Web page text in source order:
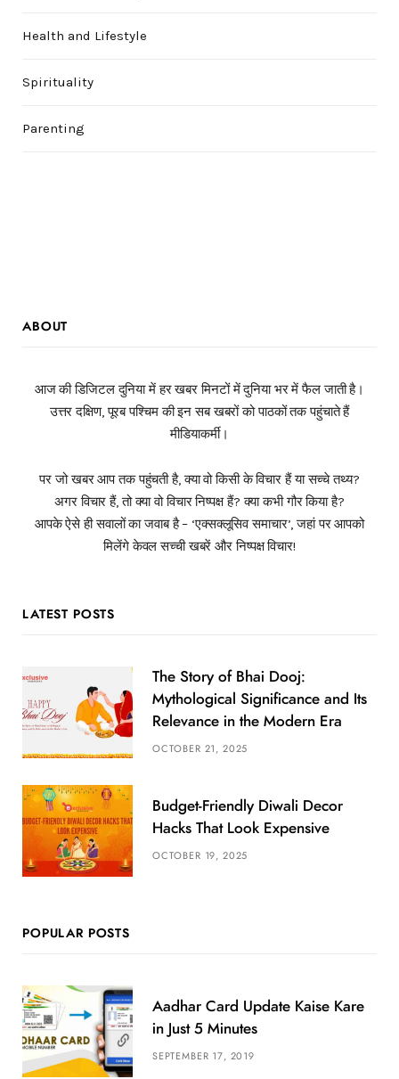
Health and Lifestyle
Spirituality
Parenting
ABOUT
आज की डिजिटल दुनिया में हर खबर मिनटों में दुनिया भर में फैल जाती है।
उत्तर दक्षिण, पूरब पश्चिम की इन सब खबरों को पाठकों तक पहुंचाते हैं
मीडियाकर्मी।
पर जो खबर आप तक पहुंचती है, क्या वो किसी के विचार हैं या सच्चे तथ्य?
अगर विचार हैं, तो क्या वो विचार निष्पक्ष हैं? क्या कभी गौर किया है?
आपके ऐसे ही सवालों का जवाब है – ‘एक्सक्लूसिव समाचार’, जहां पर आपको
मिलेंगे केवल सच्ची खबरें और निष्पक्ष विचार!
LATEST POSTS
The Story of Bhai Dooj:
Mythological Significance and Its
Relevance in the Modern Era
OCTOBER 21, 2025
Budget-Friendly Diwali Decor
Hacks That Look Expensive
OCTOBER 19, 2025
POPULAR POSTS
Aadhar Card Update Kaise Kare
in Just 5 Minutes
SEPTEMBER 17, 2019